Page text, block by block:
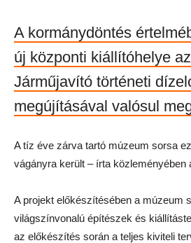
A kormánydöntés
új központi kiállítóhelye
Járműjavító történeti
megújításával valósul
A tíz éve zárva tartó múzeum sorsa
vágányra került – írta közleményében
A projekt előkészítésében a múzeum
világszínvonalú építészek és
az előkészítés során a teljes kiviteli